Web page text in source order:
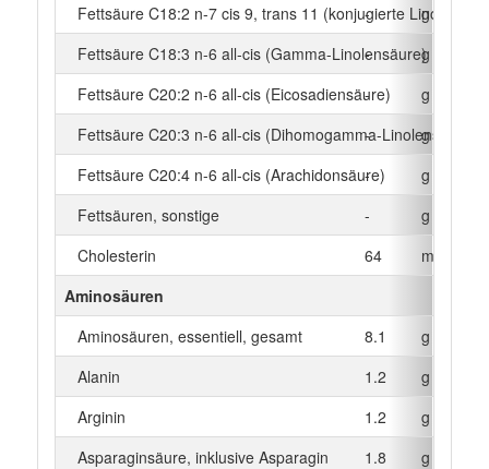
Fettsäure C18:2 n-7 cis 9, trans 11 (konjugierte Linolsäure)
-
g
Fettsäure C18:3 n-6 all-cis (Gamma-Linolensäure)
-
g
Fettsäure C20:2 n-6 all-cis (Eicosadiensäure)
-
g
Fettsäure C20:3 n-6 all-cis (Dihomogamma-Linolensäure)
-
g
Fettsäure C20:4 n-6 all-cis (Arachidonsäure)
-
g
Fettsäuren, sonstige
-
g
Cholesterin
64
mg
Aminosäuren
Aminosäuren, essentiell, gesamt
8.1
g
Alanin
1.2
g
Arginin
1.2
g
Asparaginsäure, inklusive Asparagin
1.8
g